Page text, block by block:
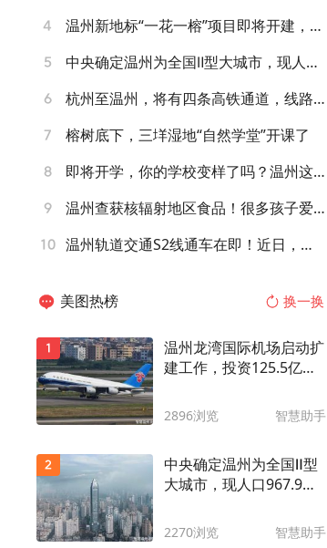
4 温州新地标“一花一榕”项目即将开建，一睹效果图
5 中央确定温州为全国Ⅱ型大城市，现人口967.9万，有哪些硬核实力
6 杭州至温州，将有四条高铁通道，线路虽弯曲，但最快只需80分钟！
7 榕树底下，三垟湿地“自然学堂”开课了
8 即将开学，你的学校变样了吗？温州这项全市行动，事关每所校园品质
9 温州查获核辐射地区食品！很多孩子爱吃！
10 温州轨道交通S2线通车在即！近日，市铁投集团公布S2线运营时刻表，一起来看看
 美图热榜  换一换
1
温州龙湾国际机场启动扩
建工作，投资125.5亿
2896浏览 智慧助手
2
中央确定温州为全国Ⅱ型
大城市，现人口967.9
2270浏览 智慧助手